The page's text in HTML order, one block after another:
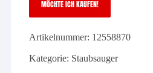
L1
Nordicblau
MÖCHTE ICH KAUFEN!
Artikelnummer: 12558870
Kategorie: Staubsauger